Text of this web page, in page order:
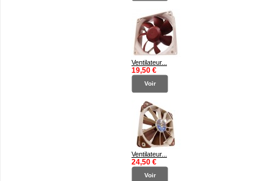
Ventilateur...
19,50 €
Voir
Ventilateur...
24,50 €
Voir